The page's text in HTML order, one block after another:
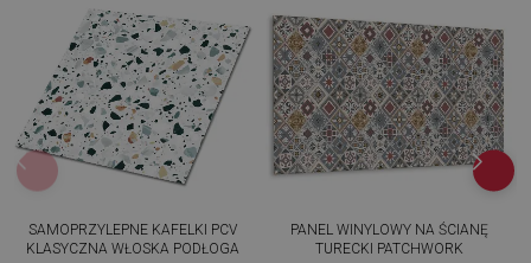
SAMOPRZYLEPNE KAFELKI PCV
KLASYCZNA WŁOSKA PODŁOGA
PANEL WINYLOWY NA ŚCIANĘ
TURECKI PATCHWORK